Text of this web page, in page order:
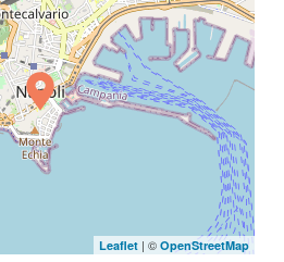
Leaflet| © OpenStreetMap